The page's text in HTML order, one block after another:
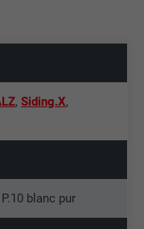
,Siding.X,
blanc pur